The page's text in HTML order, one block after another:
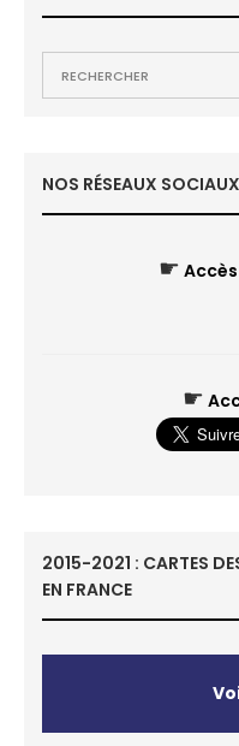
NOS RÉSEAUX SOCIAUX
☛
☛
2015-2021 : CARTES
EN FRANCE